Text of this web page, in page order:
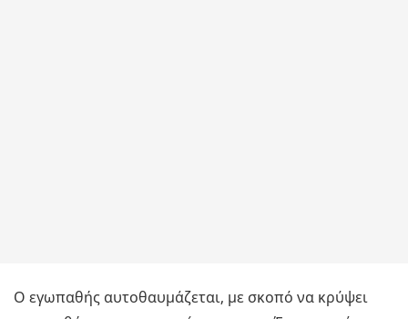
Ο εγωπαθής αυτοθαυμάζεται, με σκοπό να κρύψει